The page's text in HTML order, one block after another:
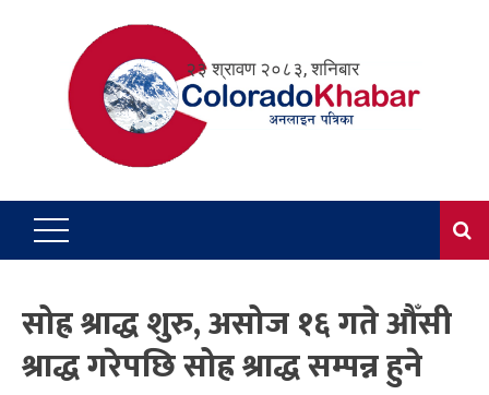
२३ श्रावण २०८३, शनिबार
सोह्र श्राद्ध शुरु, असोज १६ गते औँसी
श्राद्ध गरेपछि सोह्र श्राद्ध सम्पन्न हुने